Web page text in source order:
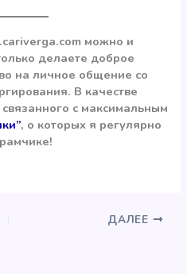
можно и
делаете доброе
на личное общение со
В качестве
с максимальным
, о которых я регулярно
ДАЛЕЕ